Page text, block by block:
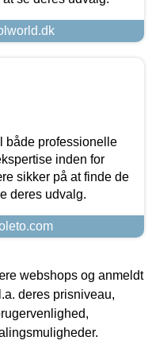
både professionelle
inden for
sikker på at finde de
deres udvalg.
webshops og anmeldt
deres prisniveau,